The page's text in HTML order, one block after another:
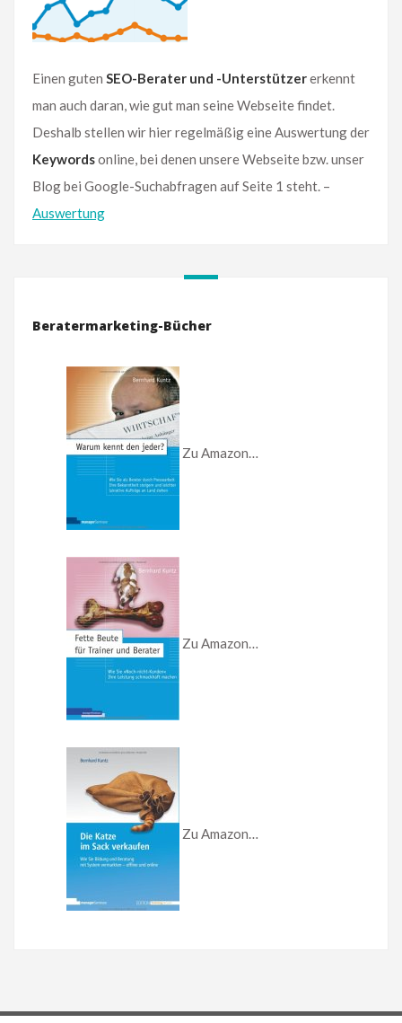
Einen guten SEO-Berater und -Unterstützererkennt
man auch daran, wie gut man seine Webseite findet.
Deshalb stellen wir hier regelmäßig eine Auswertung der
Keywordsonline, bei denen unsere Webseite bzw. unser
Blog bei Google-Suchabfragen auf Seite 1 steht. –
Auswertung
Beratermarketing-Bücher
Zu Amazon…
Zu Amazon…
Zu Amazon…